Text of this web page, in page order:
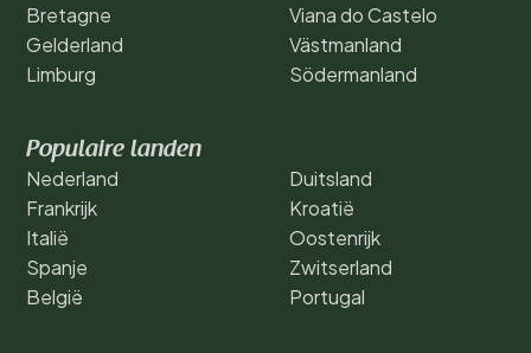
Bretagne
Gelderland
Limburg
Viana do Castelo
Västmanland
Södermanland
Populaire landen
Nederland
Frankrijk
Italië
Spanje
België
Duitsland
Kroatië
Oostenrijk
Zwitserland
Portugal